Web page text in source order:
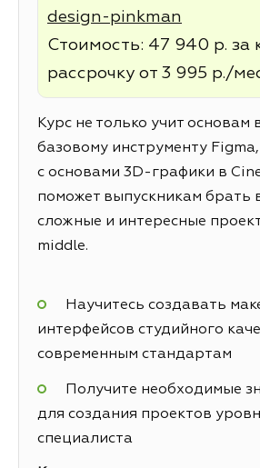
design-pinkman
Стоимость: 47 940 р. за
рассрочку от 3 995 р./
Курс не только учит основам
базовому инструменту
с основами 3D-графики в
поможет выпускникам брать
сложные и интересные
middle.
Научитесь создавать
интерфейсов студийного
современным стандартам
Получите необходимые
для создания проектов
специалиста